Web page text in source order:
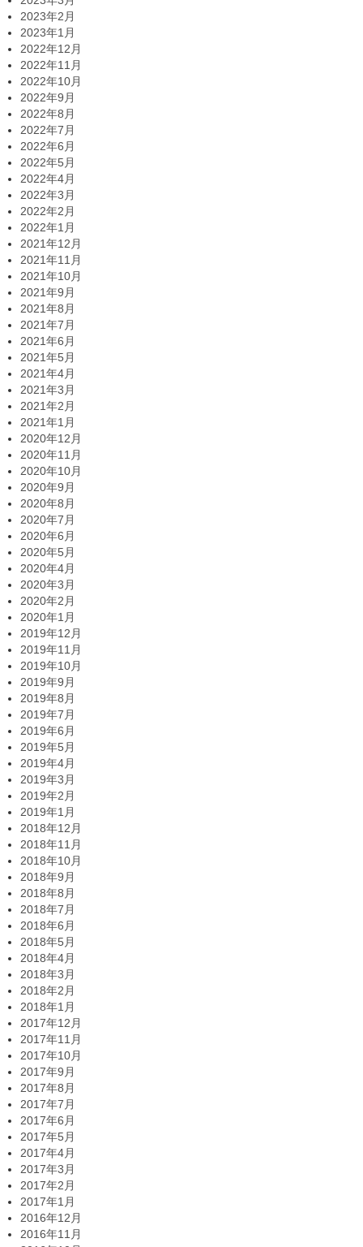
2023年2月
2023年1月
2022年12月
2022年11月
2022年10月
2022年9月
2022年8月
2022年7月
2022年6月
2022年5月
2022年4月
2022年3月
2022年2月
2022年1月
2021年12月
2021年11月
2021年10月
2021年9月
2021年8月
2021年7月
2021年6月
2021年5月
2021年4月
2021年3月
2021年2月
2021年1月
2020年12月
2020年11月
2020年10月
2020年9月
2020年8月
2020年7月
2020年6月
2020年5月
2020年4月
2020年3月
2020年2月
2020年1月
2019年12月
2019年11月
2019年10月
2019年9月
2019年8月
2019年7月
2019年6月
2019年5月
2019年4月
2019年3月
2019年2月
2019年1月
2018年12月
2018年11月
2018年10月
2018年9月
2018年8月
2018年7月
2018年6月
2018年5月
2018年4月
2018年3月
2018年2月
2018年1月
2017年12月
2017年11月
2017年10月
2017年9月
2017年8月
2017年7月
2017年6月
2017年5月
2017年4月
2017年3月
2017年2月
2017年1月
2016年12月
2016年11月